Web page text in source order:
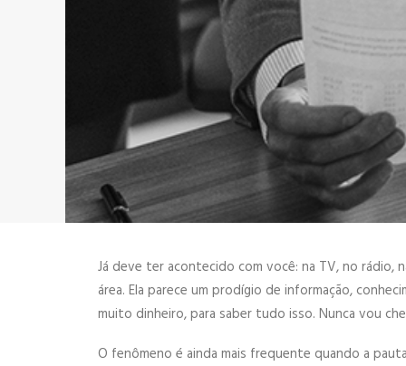
Já deve ter acontecido com você: na TV, no rádio,
área. Ela parece um prodígio de informação,
muito dinheiro, para saber tudo isso. Nunca vou
O fenômeno é ainda mais frequente quando a